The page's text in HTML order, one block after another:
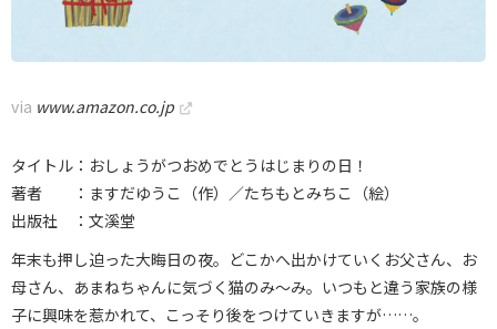
via www.amazon.co.jp
タイトル：おしょうがつおめでとうはじまりの日！
著者 ：ますだゆうこ（作）／たちもとみちこ（絵）
出版社 ：文溪堂
年末も押し迫った大晦日の夜。どこかへ出かけていくお父さん、お
母さん、あまねちゃんに気づく猫のみ～み。いつもと違う家族の様
子に興味を惹かれて、こっそり後をつけていきますが……。